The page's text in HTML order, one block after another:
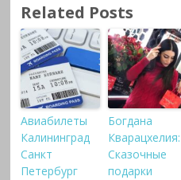
Related Posts
Авиабилеты
Калининград
Санкт
Петербург
Богдана
Кварацхелия:
Сказочные
подарки